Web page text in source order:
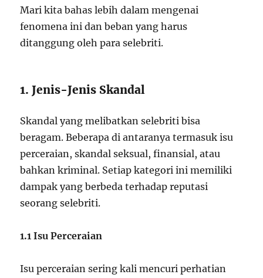
Mari kita bahas lebih dalam mengenai
fenomena ini dan beban yang harus
ditanggung oleh para selebriti.
1. Jenis-Jenis Skandal
Skandal yang melibatkan selebriti bisa
beragam. Beberapa di antaranya termasuk isu
perceraian, skandal seksual, finansial, atau
bahkan kriminal. Setiap kategori ini memiliki
dampak yang berbeda terhadap reputasi
seorang selebriti.
1.1 Isu Perceraian
Isu perceraian sering kali mencuri perhatian